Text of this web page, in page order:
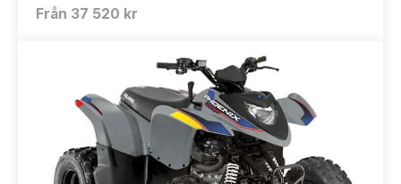
Från 37 520 kr